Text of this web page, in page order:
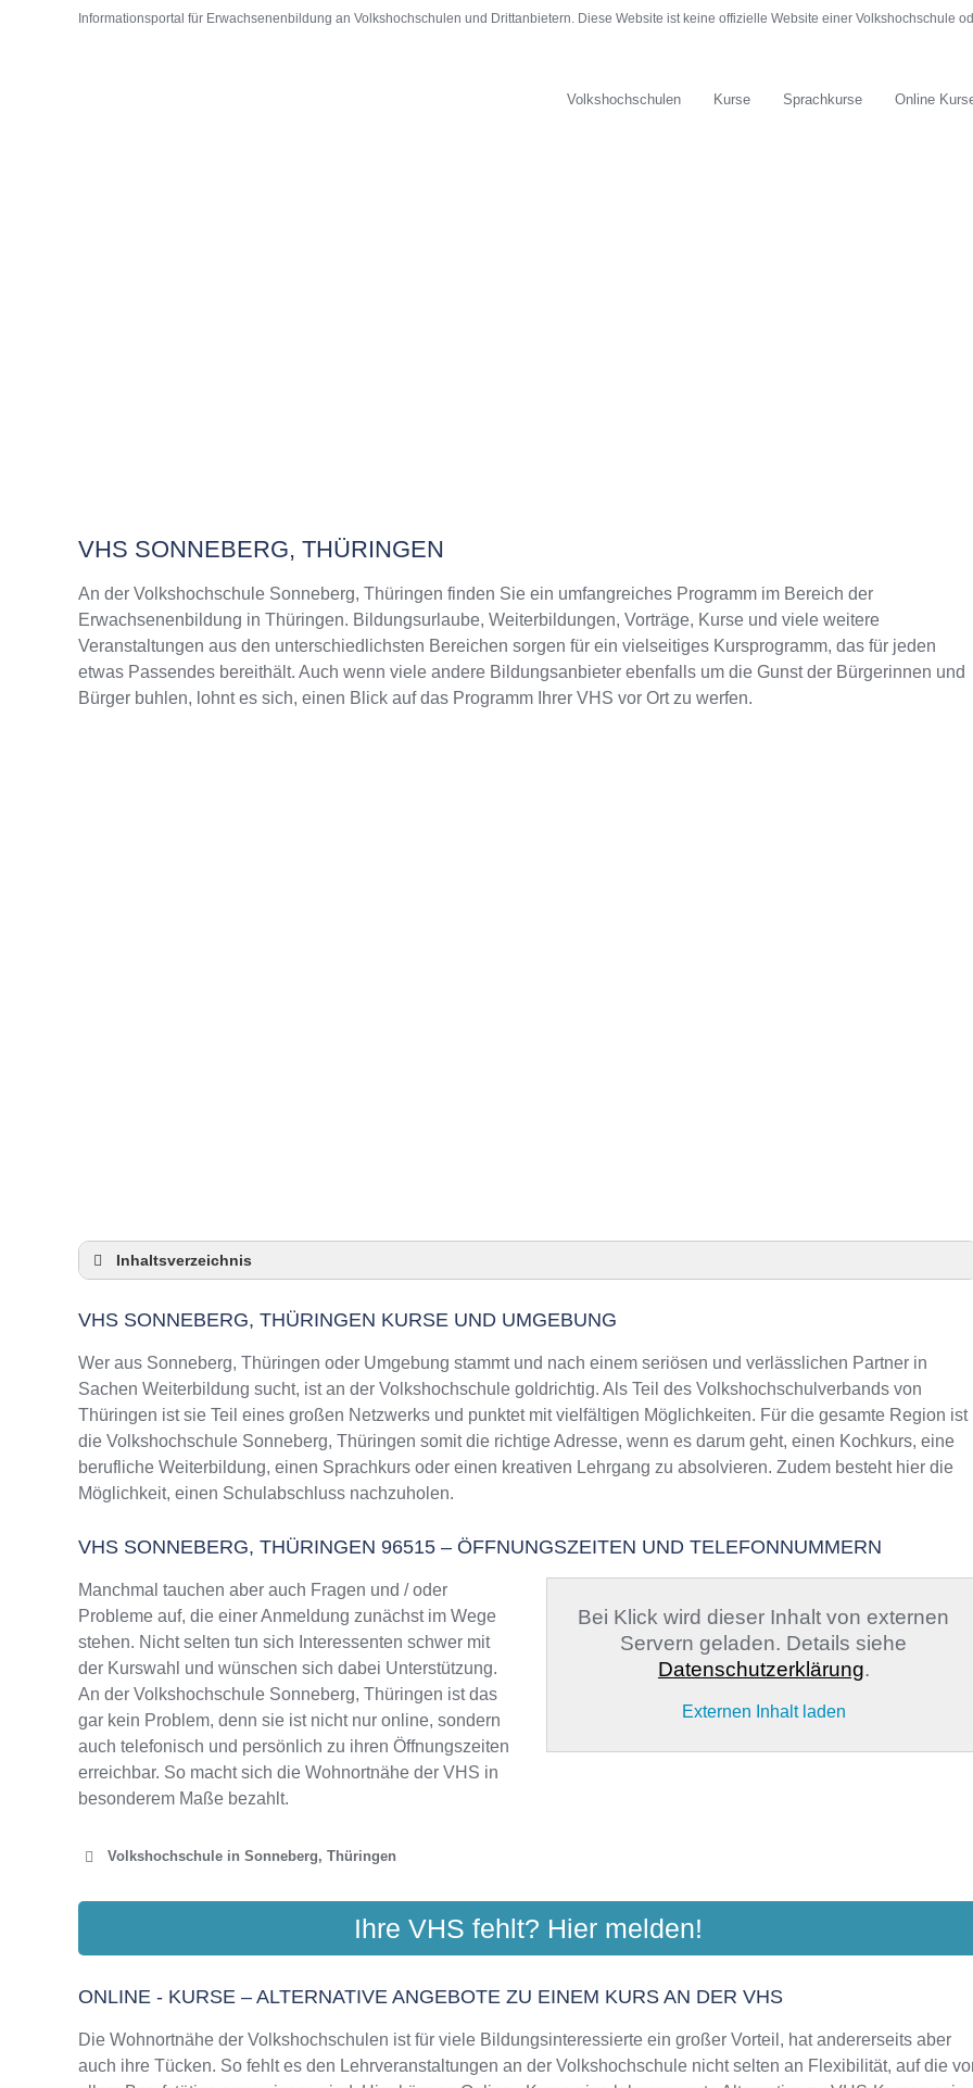
Informationsportal für Erwachsenenbildung an Volkshochschulen und Drittanbietern. Diese Website ist keine offizielle Website einer Volkshochschule
Volkshochschulen Kurse Sprachkurse Online
VHS SONNEBERG, THÜRINGEN
An der Volkshochschule Sonneberg, Thüringen finden Sie ein umfangreiches Programm im Bereich der
Erwachsenenbildung in Thüringen. Bildungsurlaube, Weiterbildungen, Vorträge, Kurse und viele weitere
Veranstaltungen aus den unterschiedlichsten Bereichen sorgen für ein vielseitiges Kursprogramm, das für jeden
etwas Passendes bereithält. Auch wenn viele andere Bildungsanbieter ebenfalls um die Gunst der Bürgerinnen und
Bürger buhlen, lohnt es sich, einen Blick auf das Programm Ihrer VHS vor Ort zu werfen.
Inhaltsverzeichnis
VHS Sonneberg, Thüringen – Öffnungszeiten und Telefonnummer
Top-Kurse an der Abendschule Sonneberg, Thüringen
Online-Kurse – Alternative Angebote zu einem Kurs an der VHS
Top-Kurse an der Abendschule Sonneberg, Thüringen
Weiterbildung in Sonneberg, Thüringen
VHS Sonneberg, Thüringen Programm 2025 / 2026
VHS SONNEBERG, THÜRINGEN KURSE UND UMGEBUNG
Wer aus Sonneberg, Thüringen oder Umgebung stammt und nach einem seriösen und verlässlichen Partner in
Sachen Weiterbildung sucht, ist an der Volkshochschule goldrichtig. Als Teil des Volkshochschulverbands von
Thüringen ist sie Teil eines großen Netzwerks und punktet mit vielfältigen Möglichkeiten. Für die gesamte Region ist
die Volkshochschule Sonneberg, Thüringen somit die richtige Adresse, wenn es darum geht, einen Kochkurs, eine
berufliche Weiterbildung, einen Sprachkurs oder einen kreativen Lehrgang zu absolvieren. Zudem besteht hier die
Möglichkeit, einen Schulabschluss nachzuholen.
VHS SONNEBERG, THÜRINGEN 96515 – ÖFFNUNGSZEITEN UND TELEFONNUMMERN
Manchmal tauchen aber auch Fragen und / oder
Probleme auf, die einer Anmeldung zunächst im Wege
stehen. Nicht selten tun sich Interessenten schwer mit
der Kurswahl und wünschen sich dabei Unterstützung.
An der Volkshochschule Sonneberg, Thüringen ist das
gar kein Problem, denn sie ist nicht nur online, sondern
auch telefonisch und persönlich zu ihren Öffnungszeiten
erreichbar. So macht sich die Wohnortnähe der VHS in
besonderem Maße bezahlt.
Bei Klick wird dieser Inhalt von externen
Servern geladen. Details siehe
Datenschutzerklärung.
Externen Inhalt laden
Volkshochschule in Sonneberg, Thüringen
VOLKSHOCHSCHULE DES LANDKREISES SONNEBERG
Ihre VHS fehlt? Hier melden!
ONLINE - KURSE – ALTERNATIVE ANGEBOTE ZU EINEM KURS AN DER VHS
Die Wohnortnähe der Volkshochschulen ist für viele Bildungsinteressierte ein großer Vorteil, hat andererseits aber
auch ihre Tücken. So fehlt es den Lehrveranstaltungen an der Volkshochschule nicht selten an Flexibilität, auf die